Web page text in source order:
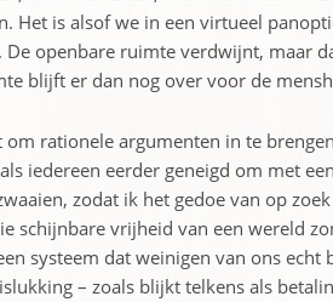
Het is alsof we in een virtueel
De openbare ruimte verdwijnt, maar
blijft er dan nog over voor de
om rationele argumenten in te
iedereen eerder geneigd om met
zodat ik het gedoe van op
schijnbare vrijheid van een wereld
systeem dat weinigen van ons echt
– zoals blijkt telkens als